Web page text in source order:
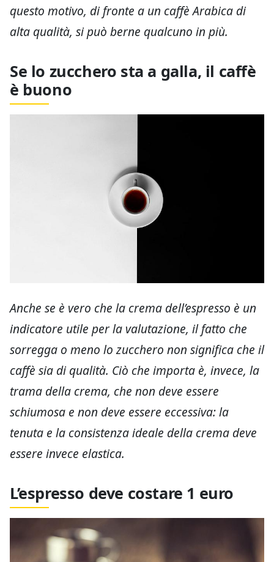
questo motivo, di fronte a un caffè Arabica di
alta qualità, si può berne qualcuno in più.
Se lo zucchero sta a galla, il caffè
è buono
Anche se è vero che la crema dell’espresso è un
indicatore utile per la valutazione, il fatto che
sorregga o meno lo zucchero non significa che il
caffè sia di qualità. Ciò che importa è, invece, la
trama della crema, che non deve essere
schiumosa e non deve essere eccessiva: la
tenuta e la consistenza ideale della crema deve
essere invece elastica.
L’espresso deve costare 1 euro